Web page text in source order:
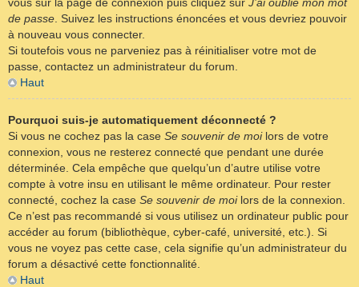
vous sur la page de connexion puis cliquez sur J’ai oublié mon mot
de passe. Suivez les instructions énoncées et vous devriez pouvoir
à nouveau vous connecter.
Si toutefois vous ne parveniez pas à réinitialiser votre mot de
passe, contactez un administrateur du forum.
Haut
Pourquoi suis-je automatiquement déconnecté ?
Si vous ne cochez pas la case Se souvenir de moilors de votre
connexion, vous ne resterez connecté que pendant une durée
déterminée. Cela empêche que quelqu’un d’autre utilise votre
compte à votre insu en utilisant le même ordinateur. Pour rester
connecté, cochez la case Se souvenir de moilors de la connexion.
Ce n’est pas recommandé si vous utilisez un ordinateur public pour
accéder au forum (bibliothèque, cyber-café, université, etc.). Si
vous ne voyez pas cette case, cela signifie qu’un administrateur du
forum a désactivé cette fonctionnalité.
Haut